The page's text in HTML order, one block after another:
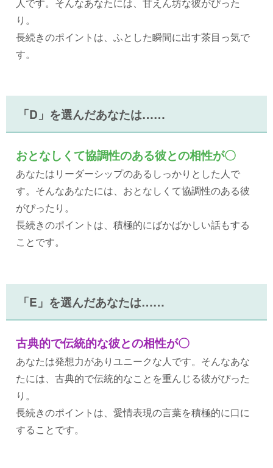
り。
長続きのポイントは、ふとした瞬間に出す茶目っ気で
す。
「D」を選んだあなたは……
おとなしくて協調性のある彼との相性が〇
あなたはリーダーシップのあるしっかりとした人で
す。そんなあなたには、おとなしくて協調性のある彼
がぴったり。
長続きのポイントは、積極的にばかばかしい話もする
ことです。
「E」を選んだあなたは……
古典的で伝統的な彼との相性が〇
あなたは発想力がありユニークな人です。そんなあな
たには、古典的で伝統的なことを重んじる彼がぴった
り。
長続きのポイントは、愛情表現の言葉を積極的に口に
することです。